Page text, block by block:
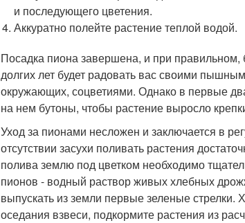
и последующего цветения.
Аккуратно полейте растение теплой водой.
Посадка пиона завершена, и при
долгих лет будет радовать вас своими
окружающих, соцветиями. Однако в первые
на нем бутоны, чтобы растение выросло
Уход за пионами несложен и заключается в
отсутствии засухи поливать растения
полива землю под цветком необходимо
пионов - водный раствор живых хлебных
выпускать из земли первые зеленые
оседания взвеси, подкормите растения из